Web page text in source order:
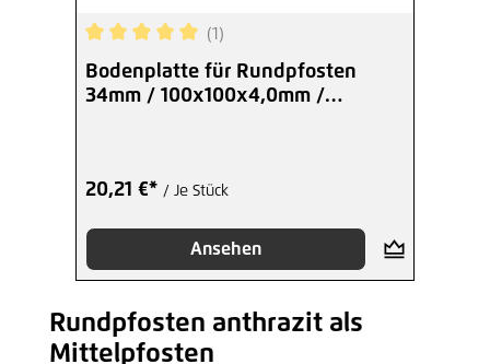
Durchschnittliche Bewertung von 5 von 5
(1)
Bodenplatte für Rundpfosten
34mm / 100x100x4,0mm /
20,21 €* / Je Stück
Ansehen
Produktgalerie überspringen
Rundpfosten anthrazit als
Mittelpfosten